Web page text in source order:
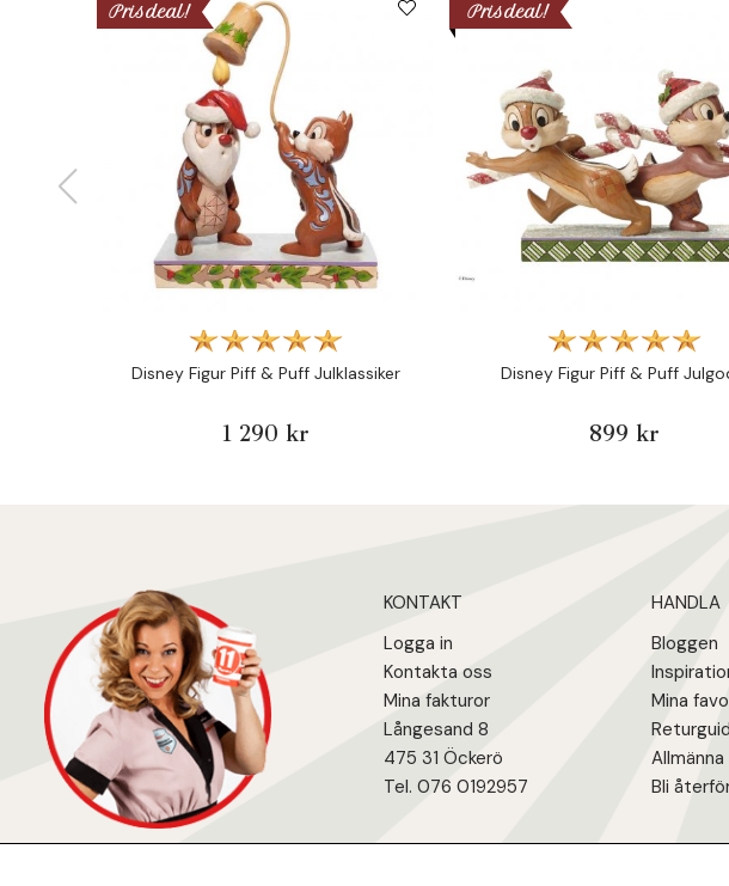
Prisdeal!
Disney Figur Piff & Puff Julklassiker
1 290 kr
Prisdeal!
Disney Figur Piff & Puff
899 kr
KONTAKT
Logga in
Kontakta oss
Mina fakturor
Långesand 8
475 31 Öckerö
Tel. 076 0192957
HANDLA
Bloggen
Mina
Allmänna
Bli